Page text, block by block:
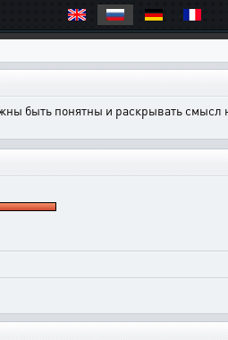
быть понятны и раскрывать смысл